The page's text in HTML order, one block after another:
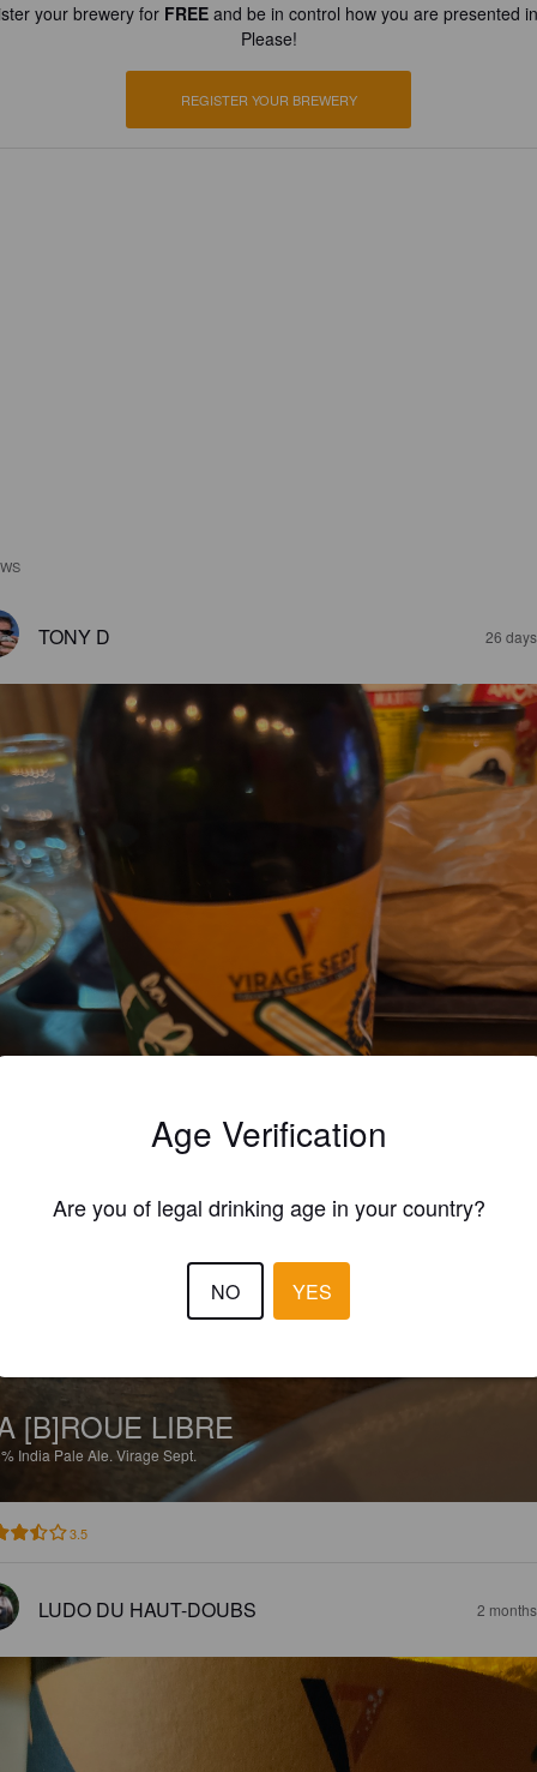
your brewery for FREEand be in control how you are presented
Please!
REGISTER YOUR BREWERY
TONY D 26
[B]ROUE LIBRE
India Pale Ale. Virage Sept.
3.5
LUDO DU HAUT-DOUBS 2
Age Verification
Are you of legal drinking age in your country?
NO YES